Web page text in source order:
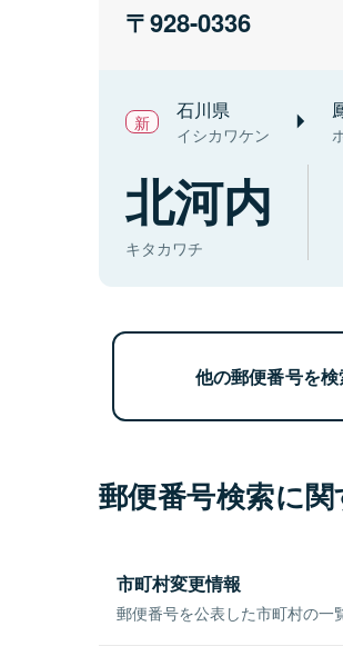
928-0336
石川県
イシカワケン
北河内
キタカワチ
他の郵便番号を
郵便番号検索に
市町村変更情報
郵便番号を公表した市町村の一